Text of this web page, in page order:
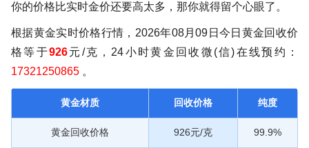
你的价格比实时金价还要高太多，那你就得留个心眼了。
根据黄金实时价格行情，2026年08月09日今日黄金回收价
格等于926元/克，24小时黄金回收微(信)在线预约：
17321250865 。
黄金材质 回收价格 纯度
黄金回收价格 926元/克 99.9%